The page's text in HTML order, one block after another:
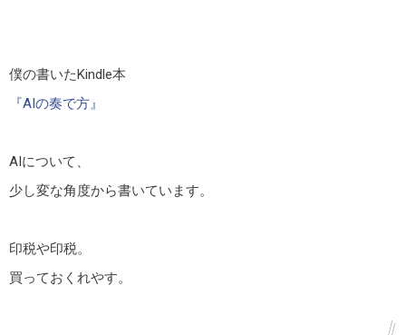
僕の書いたKindle本
『AIの奏で方』
AIについて、
少し変な角度から書いています。
印税や印税。
買っておくれやす。